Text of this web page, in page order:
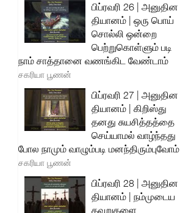
பிப்ரவரி 26 | அனுதின
தியானம் | ஒரு பொய்
சொல்லி ஒன்றை
பெற்றுகொள்ளும் படி
நாம் சாத்தானை வணங்கிட வேண்டாம்
சகரியா பூணன்
பிப்ரவரி 27 | அனுதின
தியானம் | கிறிஸ்து
தனது சுயசித்தத்தை
செய்யாமல் வாழ்ந்தது
போல நாமும் வாழும்படி மனந்திரும்புவோம்
சகரியா பூணன்
பிப்ரவரி 28 | அனுதின
தியானம் | நம்முடைய
தவறுகளை